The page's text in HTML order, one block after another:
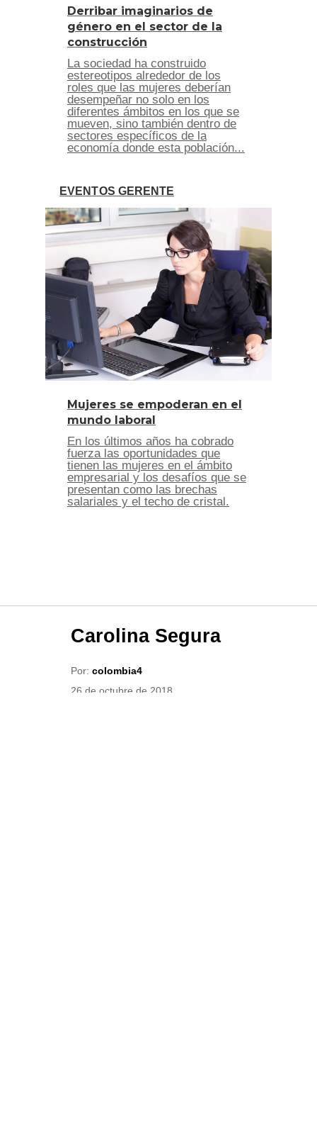
Derribar imaginarios de
género en el sector de la
construcción
La sociedad ha construido
estereotipos alrededor de los
roles que las mujeres deberían
desempeñar no solo en los
diferentes ámbitos en los que se
mueven, sino también dentro de
sectores específicos de la
economía donde esta población...
EVENTOS GERENTE
Mujeres se empoderan en el
mundo laboral
En los últimos años ha cobrado
fuerza las oportunidades que
tienen las mujeres en el ámbito
empresarial y los desafíos que se
presentan como las brechas
salariales y el techo de cristal.
Carolina Segura
Por: colombia4
26 de octubre de 2018